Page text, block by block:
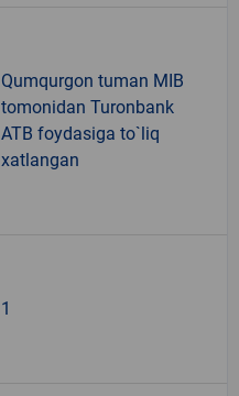
Qumqurgon tuman MIB
tomonidan Turonbank
ATB foydasiga to`liq
xatlangan
1